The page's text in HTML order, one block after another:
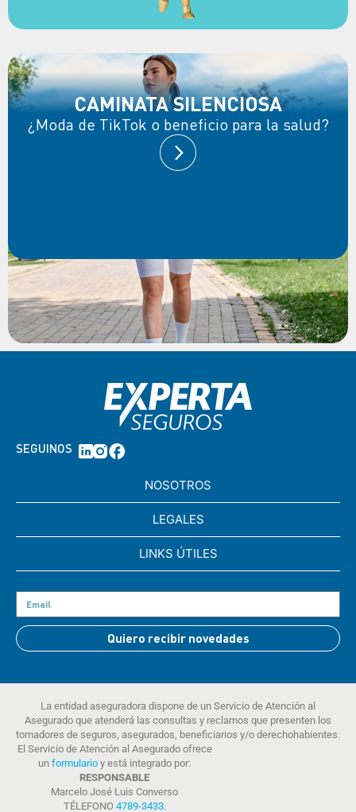
CAMINATA SILENCIOSA
¿Moda de TikTok o beneficio para la salud?
SEGUINOS
NOSOTROS
LEGALES
LINKS ÚTILES
Quiero recibir novedades
La entidad aseguradora dispone de un Servicio de Atención al
Asegurado que atenderá las consultas y reclamos que presenten los
tomadores de seguros, asegurados, beneficiarios y/o derechohabientes.
El Servicio de Atención al Asegurado ofrece
un formulario y está integrado por:
RESPONSABLE
Marcelo José Luis Converso
TÉLEFONO 4789-3433.